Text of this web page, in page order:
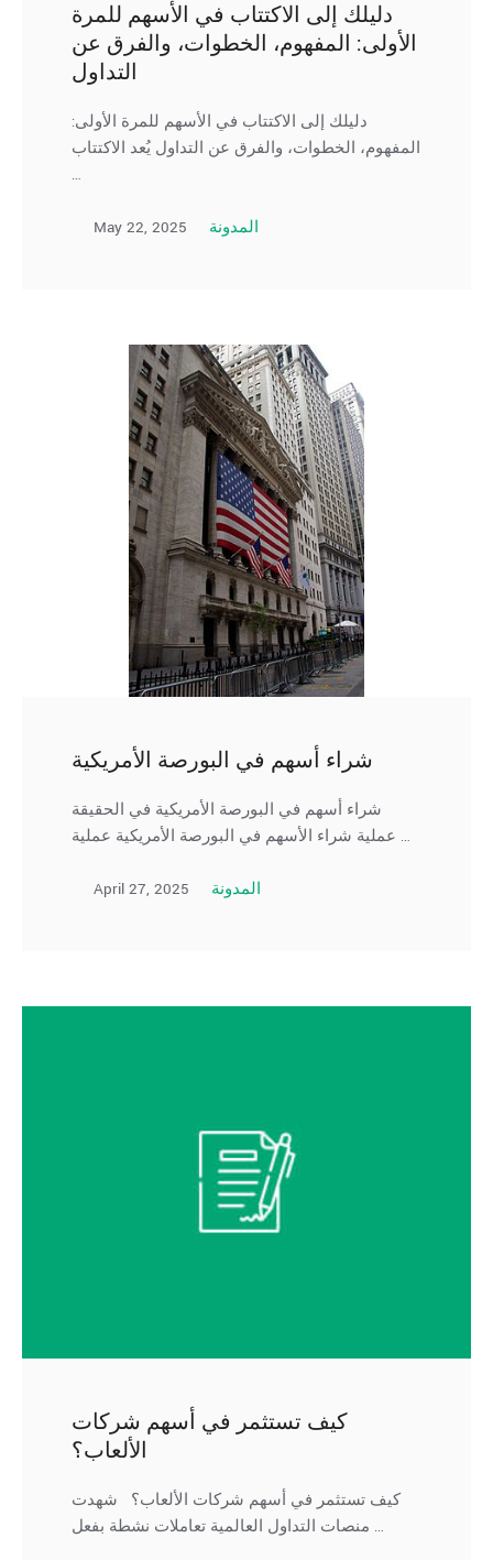
دليلك إلى الاكتتاب في الأسهم للمرة
الأولى: المفهوم، الخطوات، والفرق عن
التداول
دليلك إلى الاكتتاب في الأسهم للمرة الأولى:
المفهوم، الخطوات، والفرق عن التداول يُعد الاكتتاب
…
May 22, 2025 المدونة
شراء أسهم في البورصة الأمريكية
شراء أسهم في البورصة الأمريكية في الحقيقة
عملية شراء الأسهم في البورصة الأمريكية عملية …
April 27, 2025 المدونة
كيف تستثمر في أسهم شركات
الألعاب؟
كيف تستثمر في أسهم شركات الألعاب؟ شهدت
منصات التداول العالمية تعاملات نشطة بفعل …